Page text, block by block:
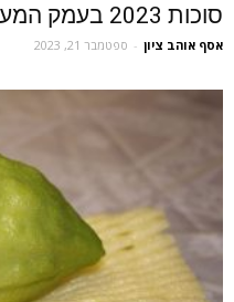
סוכות 2023 בעמק המעיינות
אסף אוהב ציון - ספטמבר 21, 2023